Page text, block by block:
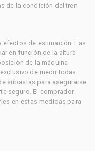
de la condición del tren
efectos de estimación. Las
en función de la altura
de la máquina
de medir todas
subastas para asegurarse
seguro. El comprador
en estas medidas para